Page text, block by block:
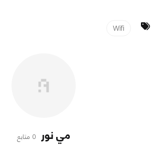
Wifi
مي نور 0 متابع